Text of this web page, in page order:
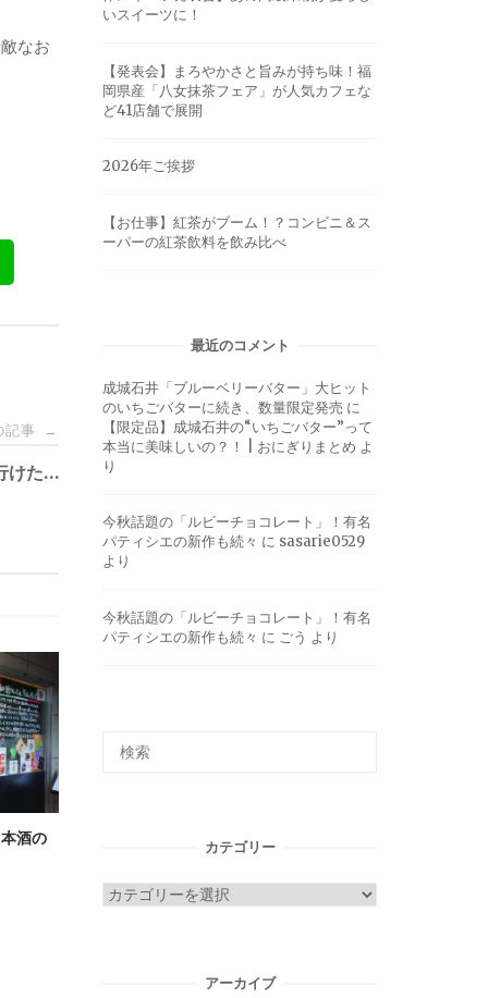
なお
記事 →
けた…
酒の
いスイーツに！
【発表会】まろやかさと旨みが持ち味！福
岡県産「八女抹茶フェア」が人気カフェな
ど41店舗で展開
2026年ご挨拶
【お仕事】紅茶がブーム！？コンビニ＆ス
ーパーの紅茶飲料を飲み比べ
最近のコメント
成城石井「ブルーベリーバター」大ヒット
のいちごバターに続き、数量限定発売 に
【限定品】成城石井の“いちごバター”って
本当に美味しいの？！ | おにぎりまとめ よ
り
今秋話題の「ルビーチョコレート」！有名
パティシエの新作も続々 に sasarie0529
より
今秋話題の「ルビーチョコレート」！有名
パティシエの新作も続々 に ごう より
カテゴリー
カ
アーカイブ